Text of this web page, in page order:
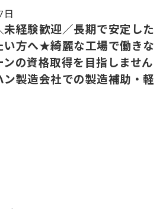
経験歓迎／長期で安定した
い方へ★綺麗な工場で働きな
の資格取得を目指しません
製造会社での製造補助・軽